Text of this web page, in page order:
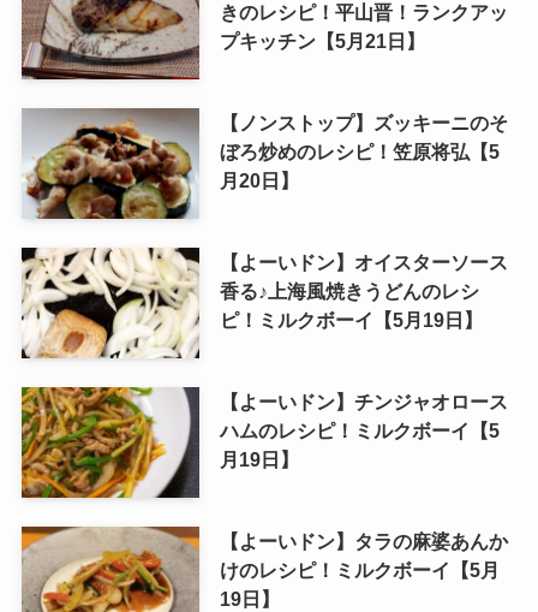
きのレシピ！平山晋！ランクアッ
プキッチン【5月21日】
【ノンストップ】ズッキーニのそ
ぼろ炒めのレシピ！笠原将弘【5
月20日】
【よーいドン】オイスターソース
香る♪上海風焼きうどんのレシ
ピ！ミルクボーイ【5月19日】
【よーいドン】チンジャオロース
ハムのレシピ！ミルクボーイ【5
月19日】
【よーいドン】タラの麻婆あんか
けのレシピ！ミルクボーイ【5月
19日】